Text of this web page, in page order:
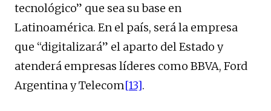
tecnológico” que sea su base en
Latinoamérica. En el país, será la empresa
que “digitalizará” el aparto del Estado y
atenderá empresas líderes como BBVA, Ford
Argentina y Telecom[13].